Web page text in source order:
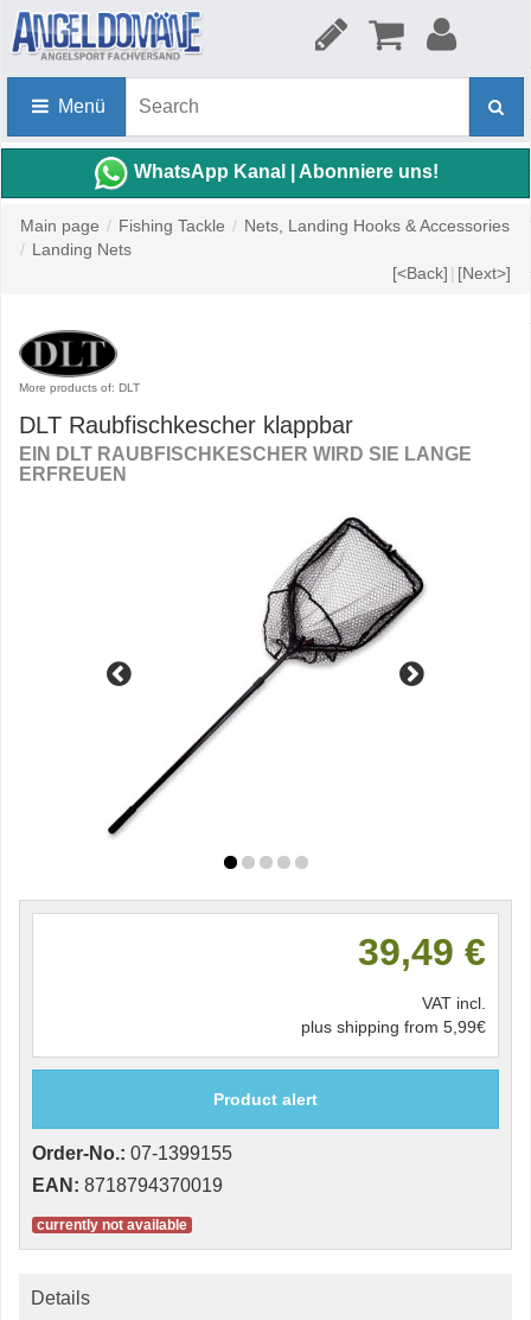
Menü
WhatsApp Kanal | Abonniere uns!
Main page / Fishing Tackle / Nets, Landing Hooks & Accessories
/ Landing Nets
[<Back] | [Next>]
More products of: DLT
DLT Raubfischkescher klappbar
EIN DLT RAUBFISCHKESCHER WIRD SIE LANGE
ERFREUEN
39,49 €
VAT incl.
plus shipping from 5,99€
Product alert
Order-No.: 07-1399155
EAN: 8718794370019
currently not available
Details